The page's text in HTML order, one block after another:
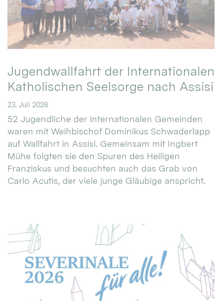
Jugendwallfahrt der Internationalen
Katholischen Seelsorge nach Assisi
23. Juli 2026
52 Jugendliche der internationalen Gemeinden
waren mit Weihbischof Dominikus Schwaderlapp
auf Wallfahrt in Assisi. Gemeinsam mit Ingbert
Mühe folgten sie den Spuren des Heiligen
Franziskus und besuchten auch das Grab von
Carlo Acutis, der viele junge Gläubige anspricht.